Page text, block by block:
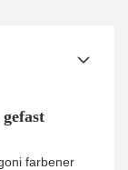
farbener